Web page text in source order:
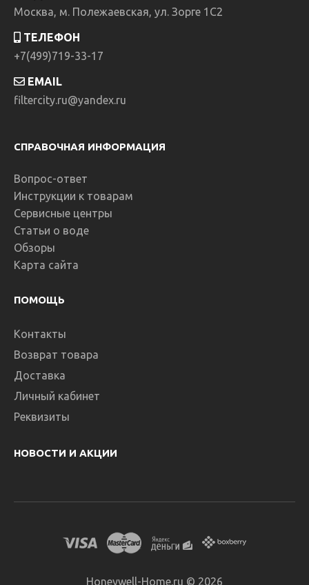
Москва, м. Полежаевская, ул. Зорге 1C2
ТЕЛЕФОН
+7(499)719-33-17
EMAIL
filtercity.ru@yandex.ru
СПРАВОЧНАЯ ИНФОРМАЦИЯ
Вопрос-ответ
Инструкции к товарам
Сервисные центры
Статьи о воде
Обзоры
Карта сайта
ПОМОЩЬ
Контакты
Возврат товара
Доставка
Личный кабинет
Реквизиты
НОВОСТИ И АКЦИИ
Honeywell-Home.ru © 2026